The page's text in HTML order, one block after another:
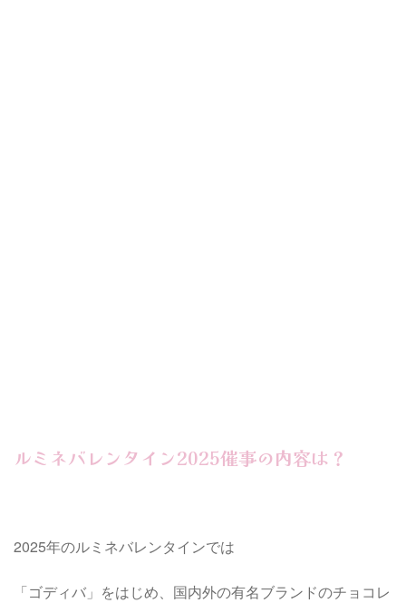
ルミネバレンタイン2025催事の内容は？
2025年のルミネバレンタインでは
「ゴディバ」をはじめ、国内外の有名ブランドのチョコレ